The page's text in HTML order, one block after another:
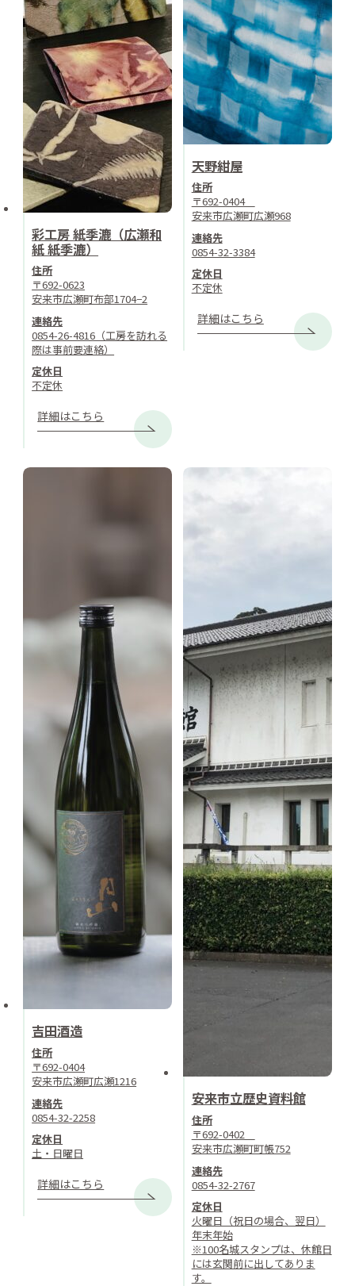
彩工房 紙季漉（広瀬和
紙 紙季漉）
住所
〒692-0623
安来市広瀬町布部1704−2
連絡先
0854-26-4816（工房を訪れる
際は事前要連絡）
定休日
不定休
詳細はこちら
天野紺屋
住所
〒692-0404
安来市広瀬町広瀬968
連絡先
0854-32-3384
定休日
不定休
詳細はこちら
吉田酒造
住所
〒692-0404
安来市広瀬町広瀬1216
連絡先
0854-32-2258
定休日
土・日曜日
詳細はこちら
安来市立歴史資料館
住所
〒692-0402
安来市広瀬町町帳752
連絡先
0854-32-2767
定休日
火曜日（祝日の場合、翌日）
年末年始
※100名城スタンプは、休館日
には玄関前に出してありま
す。